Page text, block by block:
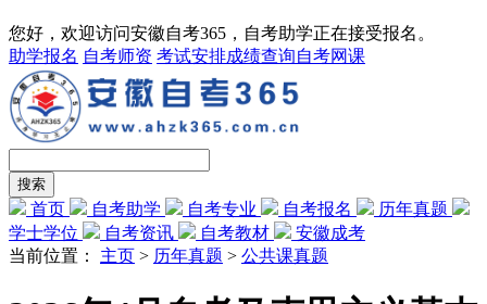
您好，欢迎访问安徽自考365，自考助学正在接受报名。
助学报名 自考师资 考试安排成绩查询自考网课
首页 自考助学 自考专业 自考报名
历年真题
学士学位
自考资讯 自考教材
安徽成考
当前位置： 主页 > 历年真题 > 公共课真题